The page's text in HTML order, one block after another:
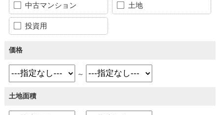
中古マンション 土地
投資用
価格
～
土地面積